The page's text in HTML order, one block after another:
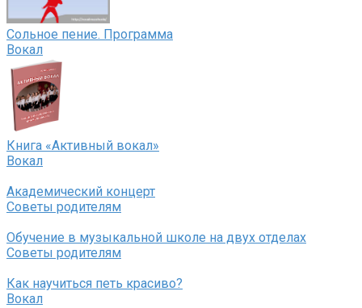
Сольное пение. Программа
Вокал
Книга «Активный вокал»
Вокал
Академический концерт
Советы родителям
Обучение в музыкальной школе на двух отделах
Советы родителям
Как научиться петь красиво?
Вокал